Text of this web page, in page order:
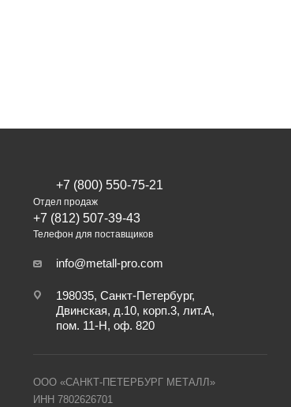
+7 (800) 550-75-21
Отдел продаж
+7 (812) 507-39-43
Телефон для поставщиков
info@metall-pro.com
198035, Санкт-Петербург,
Двинская, д.10, корп.3, лит.А,
пом. 11-Н, оф. 820
ООО «САНКТ-ПЕТЕРБУРГ МЕТАЛЛ»
ИНН 7802626701